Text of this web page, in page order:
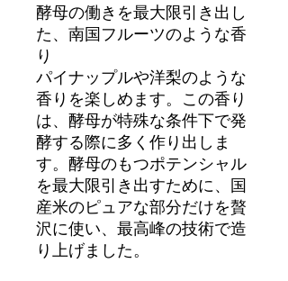
酵母の働きを最大限引き出し
た、南国フルーツのような香
り
パイナップルや洋梨のような
香りを楽しめます。この香り
は、酵母が特殊な条件下で発
酵する際に多く作り出しま
す。酵母のもつポテンシャル
を最大限引き出すために、国
産米のピュアな部分だけを贅
沢に使い、最高峰の技術で造
り上げました。